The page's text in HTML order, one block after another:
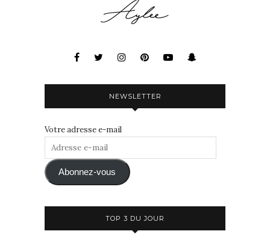
NEWSLETTER
Votre adresse e-mail
Adresse
mail Abonnez-vous
TOP 3 DU JOUR